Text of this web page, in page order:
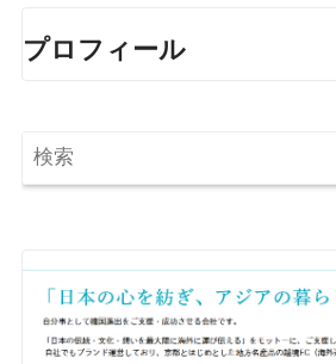
プロフィール